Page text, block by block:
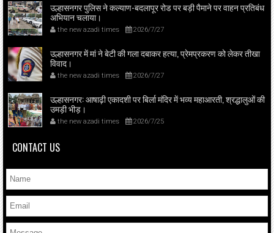
उल्हासनगर पुलिस ने कल्याण-बदलापूर रोड पर बड़ी पैमाने पर वाहन प्रतिबंध
अभियान चलाया।
the new azadi times 2026/7/27
उल्हासनगर में मां ने बेटी की गला दबाकर हत्या, प्रेमप्रकरण को लेकर तीखा
विवाद।
the new azadi times 2026/7/27
उल्हासनगर: आषाढ़ी एकादशी पर बिर्ला मंदिर में भव्य महाआरती, श्रद्धालुओं की
उमड़ी भीड़।
the new azadi times 2026/7/25
CONTACT US